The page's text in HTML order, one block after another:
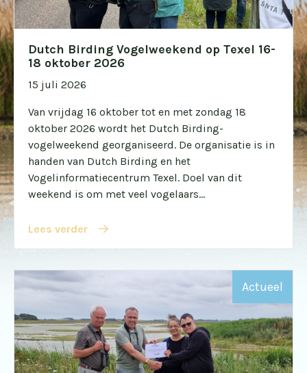
Dutch Birding Vogelweekend op Texel 16-
18 oktober 2026
15 juli 2026
Van vrijdag 16 oktober tot en met zondag 18
oktober 2026 wordt het Dutch Birding-
vogelweekend georganiseerd. De organisatie is in
handen van Dutch Birding en het
Vogelinformatiecentrum Texel. Doel van dit
weekend is om met veel vogelaars...
Lees verder
Actueel